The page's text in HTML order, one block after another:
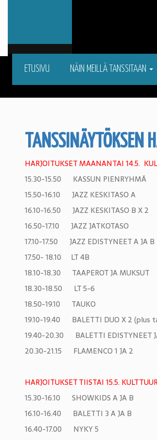
ETUSIVU NÄIN MEILLÄ TANSSITAAN
TANSSINÄYTÖKSEN
HARJOITUKSET MAANANTAI 14.5.
15.30-15.50 KASSUN PIENRYHMÄ
15.50-16.10 JAZZ KESKITASO A
16.10-16.50 JAZZ KESKITASO B X 2
16.50-17.10 JAZZ JATKOTASO
17.10-17.50 JAZZ EDISTYNEET A JA B
17.50- 18.10 LT 4B
18.10-18.30 TAAPEROT JA MUKSUT
18.30-18.50 LT 5-6
18.50-19.10 TAUKO
19.10-19.40 BALETTI DUO X 2 (plus
19.40-20.30 BALETTI EDISTYNEET
20.30-21.15 FLAMENCO 1 JA 2
HARJOITUKSET TIISTAI 15.5.
15.30-16.10 SHOWKIDS A JA B
16.10-16.40 BALETTI 3 A JA B
16.40-17.00 NYKY 5